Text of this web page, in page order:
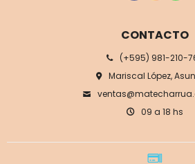
CONTACTO
(+595) 981-210-
Mariscal López,
09 a 18 hs